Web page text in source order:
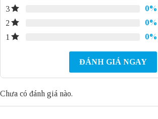
3
0%
2
0%
1
0%
ĐÁNH GIÁ NGAY
Chưa có đánh giá nào.